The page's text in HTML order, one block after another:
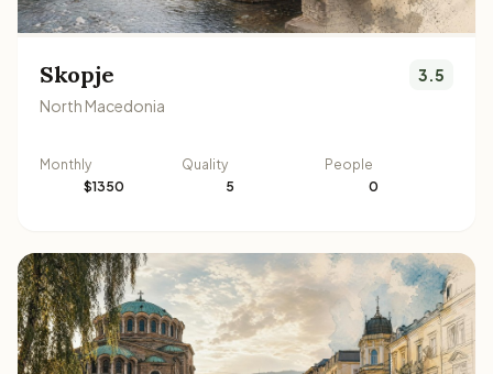
Skopje
North Macedonia
3.5
Monthly
$1350
Quality
5
People
0